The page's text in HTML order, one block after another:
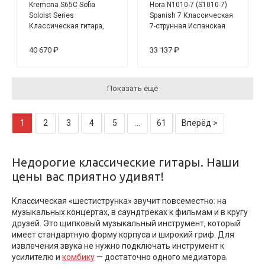
Kremona S65C Sofia
Soloist Series
Классическая гитара,
40 670 ₽
Hora N1010-7 (S1010-7)
Spanish 7 Классическая
7-струнная Испанская
33 137 ₽
Показать ещё
1 2 3 4 5 61 Вперёд >
Недорогие классические гитары. Наши
цены вас приятно удивят!
Классическая «шестиструнка» звучит повсеместно: на
музыкальных концертах, в саундтреках к фильмам и в кругу
друзей. Это щипковый музыкальный инструмент, который
имеет стандартную форму корпуса и широкий гриф. Для
извлечения звука не нужно подключать инструмент к
усилителю и комбику — достаточно одного медиатора.